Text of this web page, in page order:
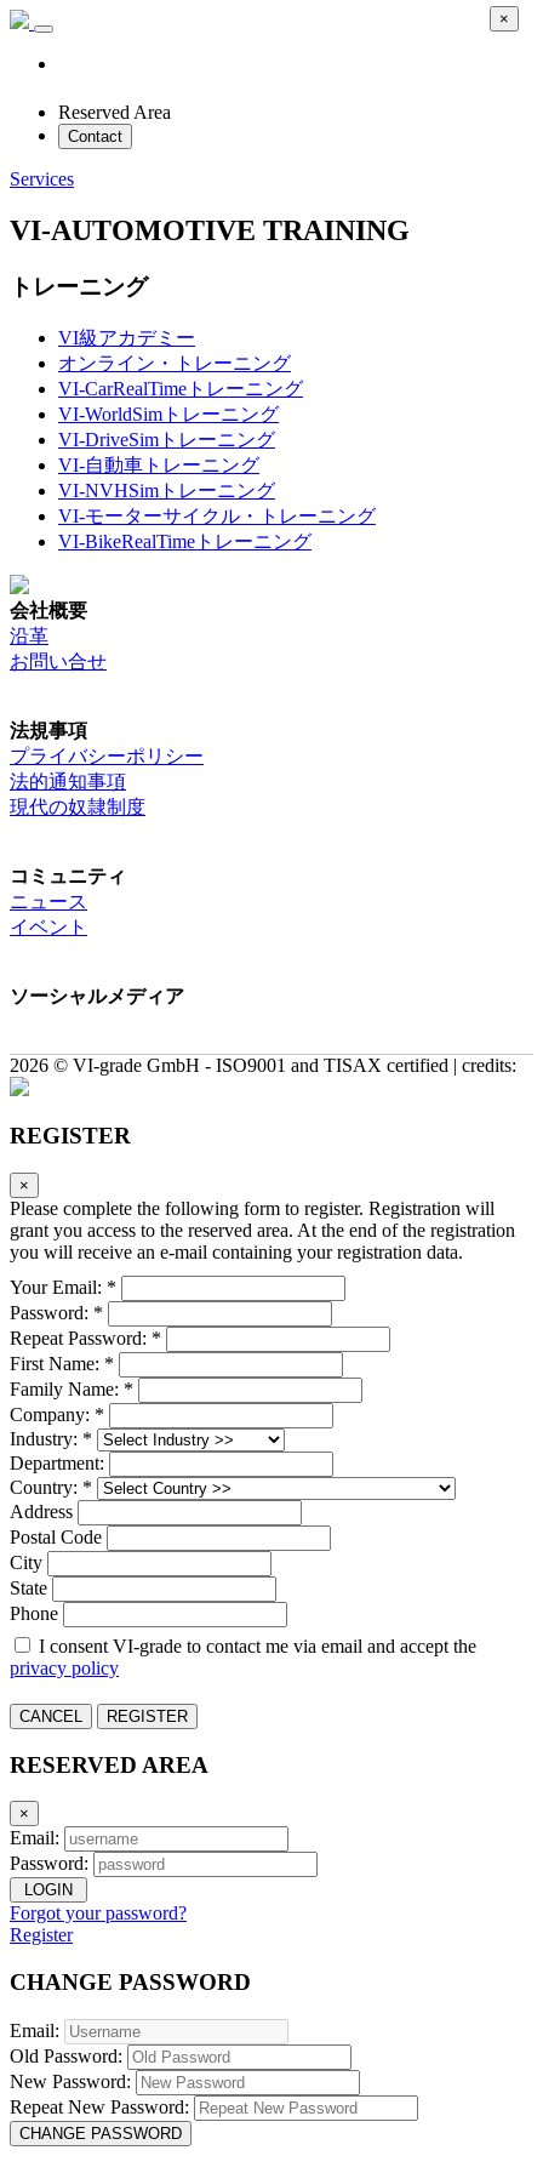
Reserved Area
Contact
Services
VI-AUTOMOTIVE TRAINING
トレーニング
VI級アカデミー
オンライン・トレーニング
VI-CarRealTimeトレーニング
VI-WorldSimトレーニング
VI-DriveSimトレーニング
VI-自動車トレーニング
VI-NVHSimトレーニング
VI-モーターサイクル・トレーニング
VI-BikeRealTimeトレーニング
会社概要
沿革
お問い合せ
法規事項
プライバシーポリシー
法的通知事項
現代の奴隷制度
コミュニティ
ニュース
イベント
ソーシャルメディア
2026 © VI-grade GmbH - ISO9001 and TISAX certified | credits:
REGISTER
×
Please complete the following form to register. Registration will
grant you access to the reserved area. At the end of the registration
you will receive an e-mail containing your registration data.
Your Email: *
Password: *
Repeat Password: *
First Name: *
Family Name: *
Company: *
Industry: *
Department:
Country: *
Address
Postal Code
City
State
Phone
I consent VI-grade to contact me via email and accept the
privacy policy
CANCEL REGISTER
RESERVED AREA
×
Email:
Password:
LOGIN
Forgot your password?
Register
CHANGE PASSWORD
Email:
Old Password:
New Password:
Repeat New Password:
CHANGE PASSWORD
×